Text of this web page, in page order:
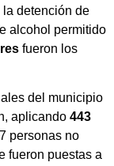
detención de
alcohol permitido
fueron los
del municipio
aplicando 443
personas no
fueron puestas a